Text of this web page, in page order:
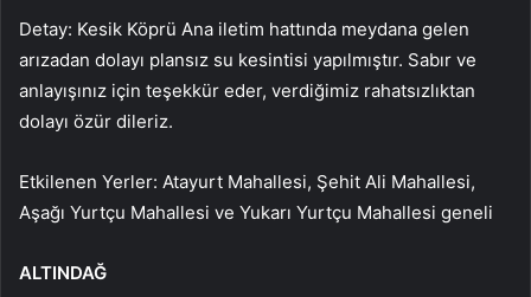
Detay: Kesik Köprü Ana iletim hattında meydana gelen
arızadan dolayı plansız su kesintisi yapılmıştır. Sabır ve
anlayışınız için teşekkür eder, verdiğimiz rahatsızlıktan
dolayı özür dileriz.
Etkilenen Yerler: Atayurt Mahallesi, Şehit Ali Mahallesi,
Aşağı Yurtçu Mahallesi ve Yukarı Yurtçu Mahallesi geneli
ALTINDAĞ